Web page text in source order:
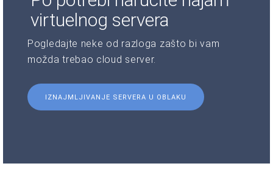
virtuelnog servera
Pogledajte neke od razloga zašto bi vam
možda trebao cloud server.
IZNAJMLJIVANJE SERVERA U OBLAKU